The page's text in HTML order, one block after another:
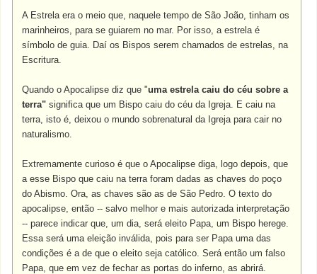
A Estrela era o meio que, naquele tempo de São João, tinham os
marinheiros, para se guiarem no mar. Por isso, a estrela é
símbolo de guia. Daí os Bispos serem chamados de estrelas, na
Escritura.
Quando o Apocalipse diz que "uma estrela caiu do céu sobre a
terra" significa que um Bispo caiu do céu da Igreja. E caiu na
terra, isto é, deixou o mundo sobrenatural da Igreja para cair no
naturalismo.
Extremamente curioso é que o Apocalipse diga, logo depois, que
a esse Bispo que caiu na terra foram dadas as chaves do poço
do Abismo. Ora, as chaves são as de São Pedro. O texto do
apocalipse, então -- salvo melhor e mais autorizada interpretação
-- parece indicar que, um dia, será eleito Papa, um Bispo herege.
Essa será uma eleição inválida, pois para ser Papa uma das
condições é a de que o eleito seja católico. Será então um falso
Papa, que em vez de fechar as portas do inferno, as abrirá.